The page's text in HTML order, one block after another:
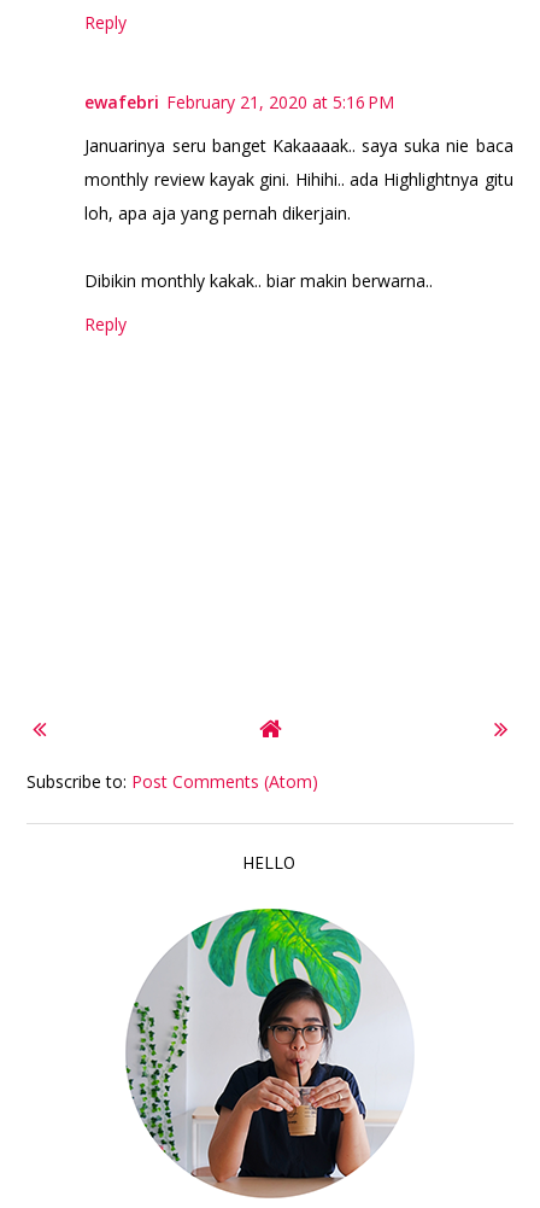
Reply
ewafebri February 21, 2020 at 5:16 PM
Januarinya seru banget Kakaaaak.. saya suka nie baca
monthly review kayak gini. Hihihi.. ada Highlightnya gitu
loh, apa aja yang pernah dikerjain.
Dibikin monthly kakak.. biar makin berwarna..
Reply
Subscribe to: Post Comments (Atom)
HELLO